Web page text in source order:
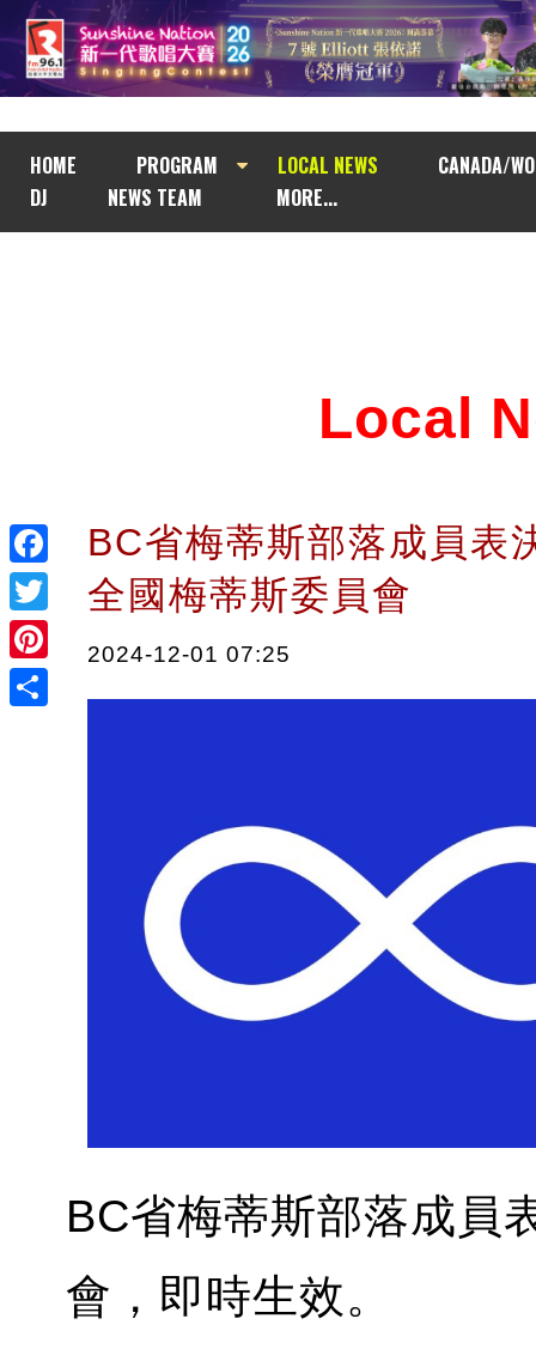
HOME PROGRAM LOCAL NEWS
CANADA/
DJ
NEWS TEAM MORE...
Facebook
Twitter
Pinterest
Local
BC省梅蒂斯部落成員表
全國梅蒂斯委員會
2024-12-01 07:25
BC省梅蒂斯部落成員
會，即時生效。